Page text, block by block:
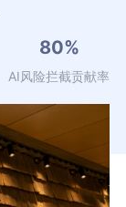
80%
AI风险拦截贡献率